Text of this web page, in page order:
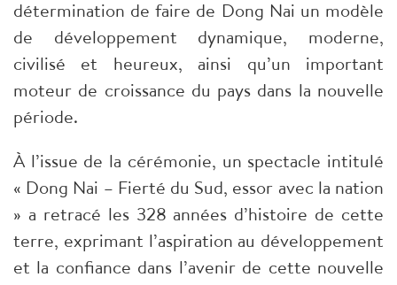
détermination de faire de Dong Nai un modèle
de développement dynamique, moderne,
civilisé et heureux, ainsi qu’un important
moteur de croissance du pays dans la nouvelle
période.
À l’issue de la cérémonie, un spectacle intitulé
« Dong Nai – Fierté du Sud, essor avec la nation
» a retracé les 328 années d’histoire de cette
terre, exprimant l’aspiration au développement
et la confiance dans l’avenir de cette nouvelle